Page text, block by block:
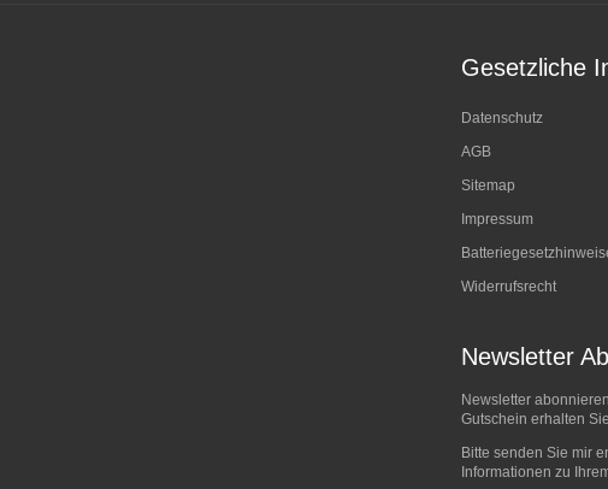
Gesetzliche
Datenschutz
AGB
Sitemap
Impressum
Widerrufsrecht
Newsletter
Newsletter
Gutschein erhalten
Bitte senden Sie mir
Informationen zu